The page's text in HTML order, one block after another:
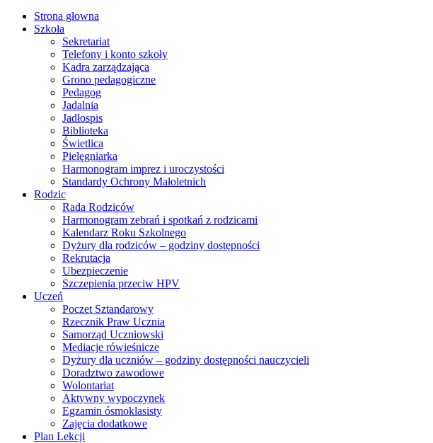
Strona głowna
Szkoła
Sekretariat
Telefony i konto szkoły
Kadra zarządzająca
Grono pedagogiczne
Pedagog
Jadalnia
Jadłospis
Biblioteka
Świetlica
Pielęgniarka
Harmonogram imprez i uroczystości
Standardy Ochrony Małoletnich
Rodzic
Rada Rodziców
Harmonogram zebrań i spotkań z rodzicami
Kalendarz Roku Szkolnego
Dyżury dla rodziców – godziny dostępności
Rekrutacja
Ubezpieczenie
Szczepienia przeciw HPV
Uczeń
Poczet Sztandarowy
Rzecznik Praw Ucznia
Samorząd Uczniowski
Mediacje rówieśnicze
Dyżury dla uczniów – godziny dostępności nauczycieli
Doradztwo zawodowe
Wolontariat
Aktywny wypoczynek
Egzamin ósmoklasisty
Zajęcia dodatkowe
Plan Lekcji